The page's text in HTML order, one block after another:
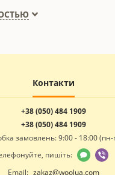
патогенні
«дихає», тобто, полотна,
носити звуття не
всередині них не
полотно міцне і
Контакти
+38 (050) 484 1909
+38 (050) 484 1909
замовлень: 9:00 - 18:00 (пн-
пишіть:
Email: zakaz@woolua.com